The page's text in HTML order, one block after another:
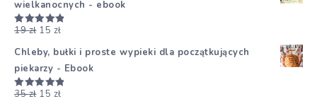
wielkanocnych - ebook
Oceniono
19zł 15 zł
Chleby, bułki i proste wypieki dla początkujących
piekarzy - Ebook
Oceniono
35zł 15 zł